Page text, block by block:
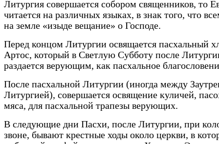
Литургия совершается собором священников, то
читается на различных языках, в знак того, что
на земле «изыде вещание» о Господе.
Перед концом Литургии освящается пасхальный
Артос, который в Светлую Субботу после
раздается верующим, как пасхальное
После пасхальной Литургии (иногда между
Литургией), совершается освящение куличей,
мяса, для пасхальной трапезы верующих.
В следующие дни Пасхи, после Литургии, при
звоне, бывают крестные ходы около церкви, в